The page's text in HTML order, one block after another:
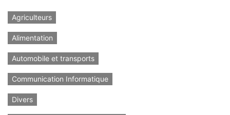
Agriculteurs
Alimentation
Automobile et transports
Communication Informatique
Divers